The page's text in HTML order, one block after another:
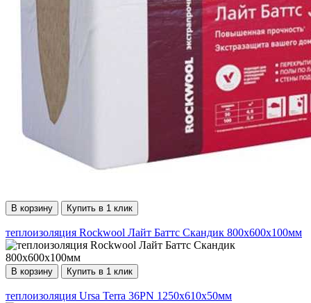
В корзину Купить в 1 клик
теплоизоляция Rockwool Лайт Баттс Скандик 800х600х100мм
В корзину Купить в 1 клик
теплоизоляция Ursa Terra 36PN 1250х610х50мм